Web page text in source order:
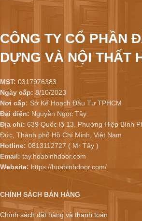
CÔNG TY CỔ PHẦN
DỰNG VÀ NỘI THẤT
MST: 0317976383
Ngày cấp: 8/10/2023
Nơi cấp: Sở Kế Hoạch Đầu Tư TPHCM
Đại diện: Nguyễn Ngọc Tây
Địa chỉ: 639 Quốc lộ 13, Phường Hiệp Bình
Đức, Thành phố Hồ Chí Minh, Việt Nam
Hotline: 0813112727 ( Mr Tây )
Email: tay.hoabinhdoor.com
Website: https://hoabinhdoor.com/
CHÍNH SÁCH BÁN HÀNG
Chính sách đặt hàng và thanh toán